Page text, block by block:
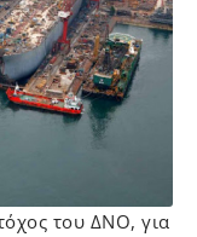
του ΔΝΟ, για